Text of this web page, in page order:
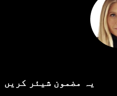
یہ مضمون شیئر کریں